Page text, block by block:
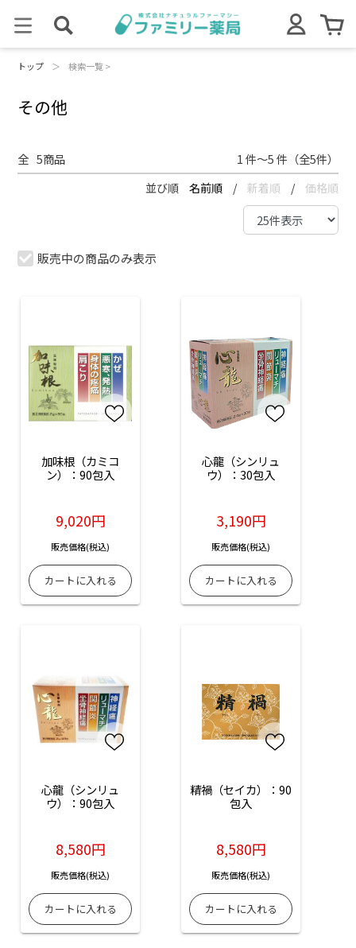
トップ ＞ 検索一覧 >
その他
全 5商品 1 件～5 件（全5件）
並び順 名前順 / 新着順 / 価格順
販売中の商品のみ表示
加味根（カミコ
ン）：90包入
9,020円
販売価格(税込)
心龍（シンリュ
ウ）：30包入
3,190円
販売価格(税込)
心龍（シンリュ
ウ）：90包入
8,580円
販売価格(税込)
精禍（セイカ）：90
包入
8,580円
販売価格(税込)